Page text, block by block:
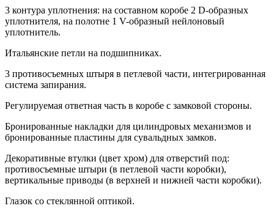
3 контура уплотнения: на составном коробе 2 D-образных
уплотнителя, на полотне 1 V-образный нейлоновый
уплотнитель.
Итальянские петли на подшипниках.
3 противосъемных штыря в петлевой части, интегрированная
система запирания.
Регулируемая ответная часть в коробе с замковой стороны.
Бронированные накладки для цилиндровых механизмов и
бронированные пластины для сувальдных замков.
Декоративные втулки (цвет хром) для отверстий под:
противосъемные штыри (в петлевой части коробки),
вертикальные приводы (в верхней и нижней части коробки).
Глазок со стеклянной оптикой.